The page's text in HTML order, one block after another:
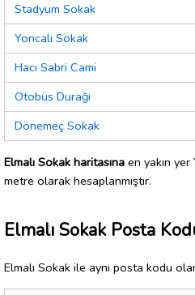
Stadyum Sokak
Yoncalı Sokak
Hacı Sabri Cami
Otobüs Durağı
Dönemeç Sokak
Elmalı Sokak haritasına en yakın
metre olarak hesaplanmıştır.
Elmalı Sokak Posta
Elmalı Sokak ile aynı posta kodu